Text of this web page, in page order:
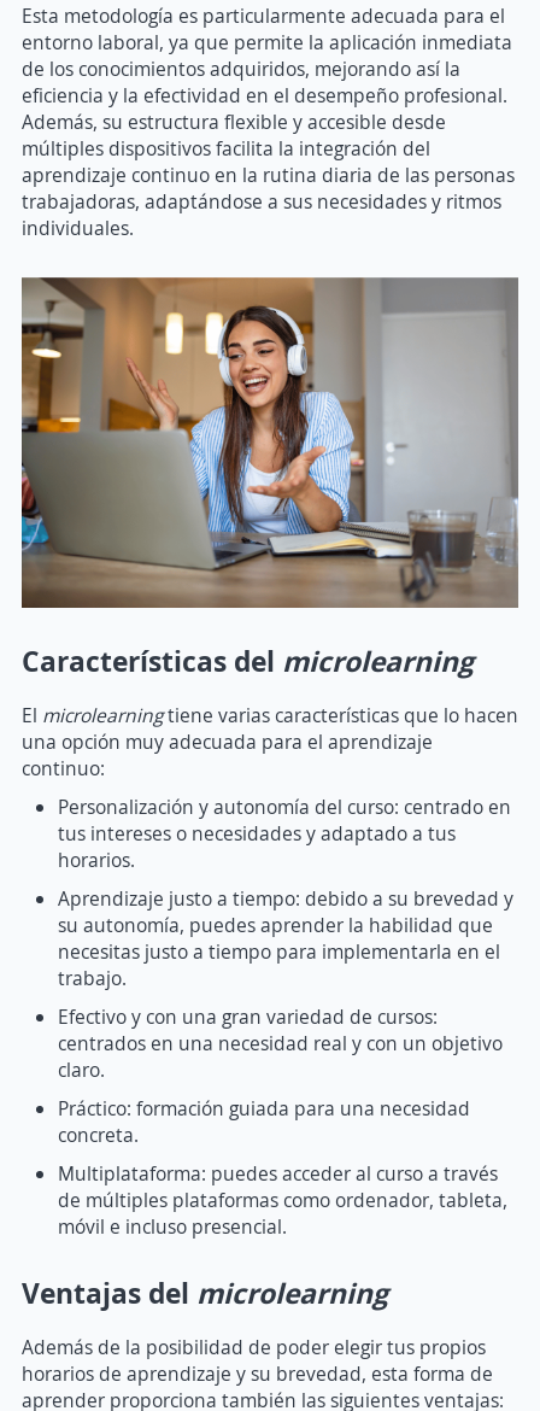
Esta metodología es particularmente adecuada para el
entorno laboral, ya que permite la aplicación inmediata
de los conocimientos adquiridos, mejorando así la
eficiencia y la efectividad en el desempeño profesional.
Además, su estructura flexible y accesible desde
múltiples dispositivos facilita la integración del
aprendizaje continuo en la rutina diaria de las personas
trabajadoras, adaptándose a sus necesidades y ritmos
individuales.
Características del microlearning
El microlearningtiene varias características que lo hacen
una opción muy adecuada para el aprendizaje
continuo:
Personalización y autonomía del curso: centrado en
tus intereses o necesidades y adaptado a tus
horarios.
Aprendizaje justo a tiempo: debido a su brevedad y
su autonomía, puedes aprender la habilidad que
necesitas justo a tiempo para implementarla en el
trabajo.
Efectivo y con una gran variedad de cursos:
centrados en una necesidad real y con un objetivo
claro.
Práctico: formación guiada para una necesidad
concreta.
Multiplataforma: puedes acceder al curso a través
de múltiples plataformas como ordenador, tableta,
móvil e incluso presencial.
Ventajas del microlearning
Además de la posibilidad de poder elegir tus propios
horarios de aprendizaje y su brevedad, esta forma de
aprender proporciona también las siguientes ventajas: